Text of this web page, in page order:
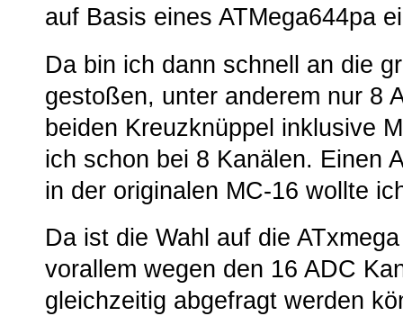
auf Basis eines ATMega644pa
Da bin ich dann schnell an die
gestoßen, unter anderem nur 8
beiden Kreuzknüppel inklusive
ich schon bei 8 Kanälen. Einen
in der originalen MC-16 wollte
Da ist die Wahl auf die
vorallem wegen den 16 ADC
gleichzeitig abgefragt werden